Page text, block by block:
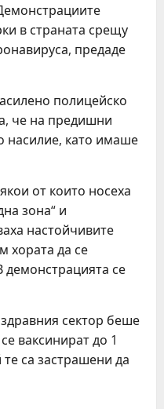
в страната срещу
предаде
полицейско
че на предишни
насилие, като имаше
от които носеха
зона“ и
настойчивите
хората да се
демонстрацията се
сектор беше
ваксинират до 1
са застрашени да